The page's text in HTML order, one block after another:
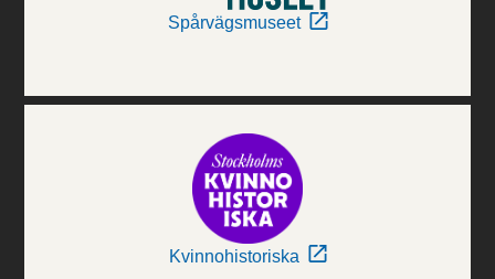
Spårvägsmuseet
Kvinnohistoriska